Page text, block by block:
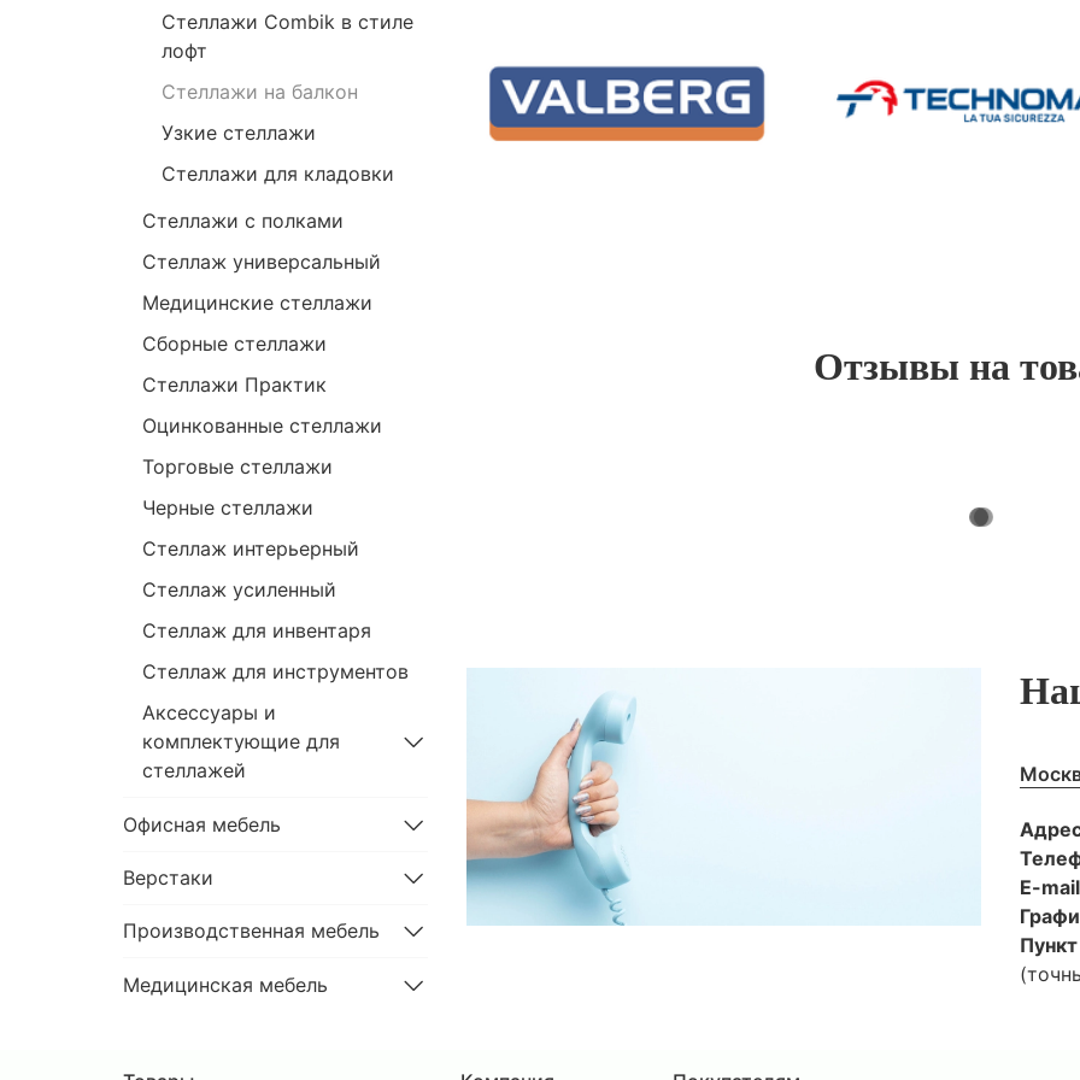
Отзывы на
E-
Стеллажи Combik в стиле
лофт
Стеллажи на балкон
Узкие стеллажи
Стеллажи для кладовки
Стеллажи с полками
Стеллаж универсальный
Медицинские стеллажи
Сборные стеллажи
Стеллажи Практик
Оцинкованные стеллажи
Торговые стеллажи
Черные стеллажи
Стеллаж интерьерный
Стеллаж усиленный
Стеллаж для инвентаря
Стеллаж для инструментов
Аксессуары и
комплектующие для
стеллажей
Офисная мебель
Верстаки
Производственная мебель
Медицинская мебель